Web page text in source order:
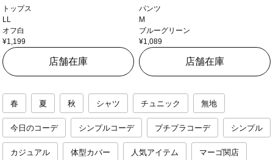
トップス
LL
オフ白
¥1,199
店舗在庫
パンツ
M
ブルーグリーン
¥1,089
店舗在庫
春 夏 秋 シャツ チュニック 無地
今日のコーデ シンプルコーデ プチプラコーデ シンプル
カジュアル 体型カバー 人気アイテム マーゴ関店